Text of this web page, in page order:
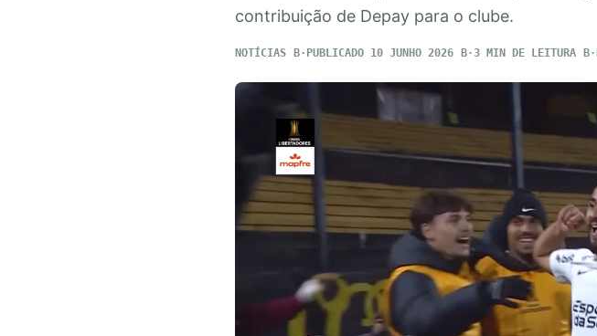
contribuição de Depay para o clube.
NOTÍCIAS PUBLICADO 10 JUNHO 2026 3 MIN DE LEITURA